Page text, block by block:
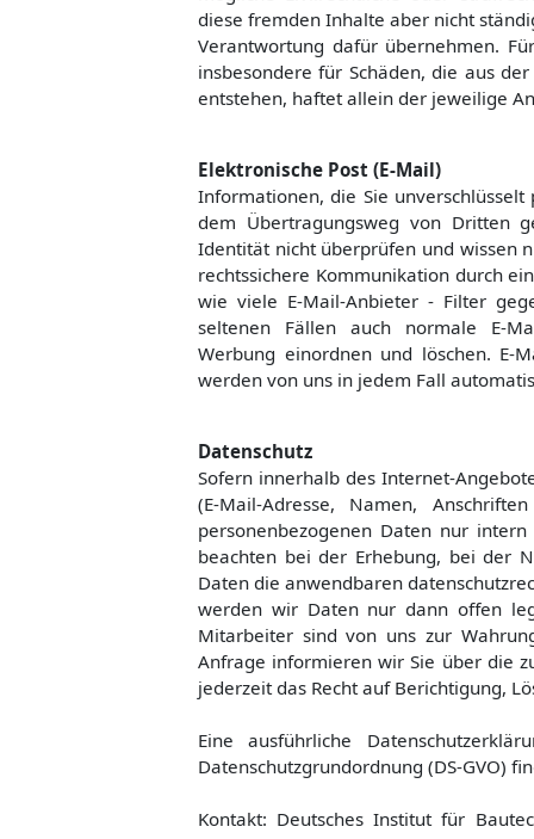
diese fremden Inhalte aber nicht
Verantwortung dafür übernehmen.
insbesondere für Schäden, die aus
entstehen, haftet allein der jeweilige
Elektronische Post (E-Mail)
Informationen, die Sie
dem Übertragungsweg von Dritten
Identität nicht überprüfen und wissen
rechtssichere Kommunikation durch
wie viele E-Mail-Anbieter - Filter
seltenen Fällen auch normale E-
Werbung einordnen und löschen. E-
werden von uns in jedem Fall
Datenschutz
Sofern innerhalb des Internet-
(E-Mail-Adresse, Namen,
personenbezogenen Daten nur
beachten bei der Erhebung, bei der
Daten die anwendbaren
werden wir Daten nur dann offen
Mitarbeiter sind von uns zur
Anfrage informieren wir Sie über die
jederzeit das Recht auf Berichtigung,
Eine ausführliche
Datenschutzgrundordnung (DS-GVO)
Kontakt: Deutsches Institut für